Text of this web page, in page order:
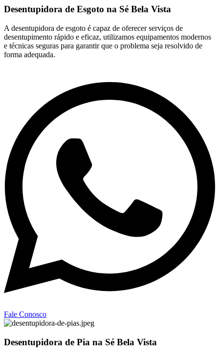
Desentupidora de Esgoto na Sé Bela Vista
A desentupidora de esgoto é capaz de oferecer serviços de
desentupimento rápido e eficaz, utilizamos equipamentos modernos
e técnicas seguras para garantir que o problema seja resolvido de
forma adequada.
Fale Conosco
Desentupidora de Pia na Sé Bela Vista